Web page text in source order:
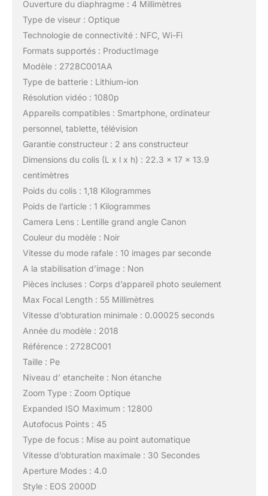
Ouverture du diaphragme : 4 Millimètres
Type de viseur : Optique
Technologie de connectivité : NFC, Wi-Fi
Formats supportés : ProductImage
Modèle : 2728C001AA
Type de batterie : Lithium-ion
Résolution vidéo : 1080p
Appareils compatibles : Smartphone, ordinateur
personnel, tablette, télévision
Garantie constructeur : 2 ans constructeur
Dimensions du colis (L x l x h) : 22.3 x 17 x 13.9
centimètres
Poids du colis : 1,18 Kilogrammes
Poids de l’article : 1 Kilogrammes
Camera Lens : Lentille grand angle Canon
Couleur du modèle : Noir
Vitesse du mode rafale : 10 images par seconde
A la stabilisation d’image : Non
Pièces incluses : Corps d’appareil photo seulement
Max Focal Length : 55 Millimètres
Vitesse d’obturation minimale : 0.00025 seconds
Année du modèle : 2018
Référence : 2728C001
Taille : Pe
Niveau d’ etancheite : Non étanche
Zoom Type : Zoom Optique
Expanded ISO Maximum : 12800
Autofocus Points : 45
Type de focus : Mise au point automatique
Vitesse d’obturation maximale : 30 Secondes
Aperture Modes : 4.0
Style : EOS 2000D